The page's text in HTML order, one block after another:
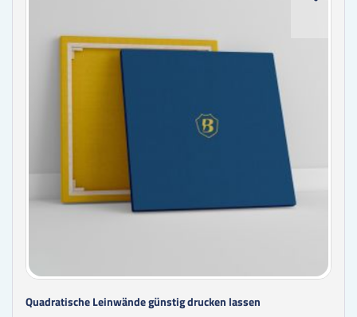
springen
springen
Quadratische Leinwände günstig drucken lassen